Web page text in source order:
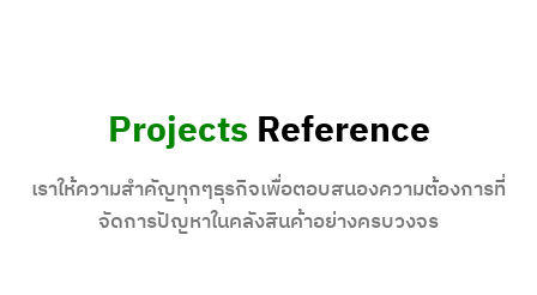
ProjectsReference
เราให้ความสำคัญทุกๆธุรกิจเพื่อตอบสนองความต้องการที่
จัดการปัญหาในคลังสินค้าอย่างครบวงจร